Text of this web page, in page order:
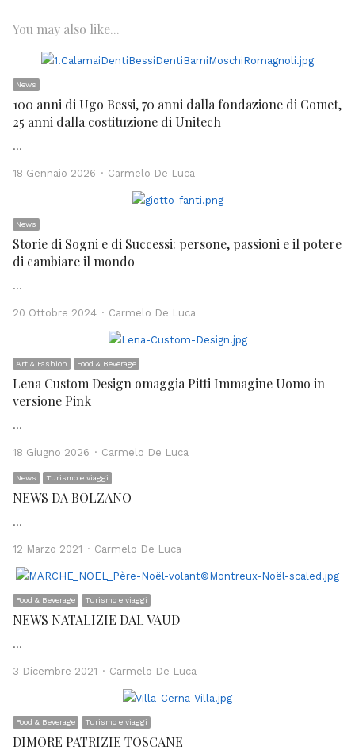
You may also like...
News
100 anni di Ugo Bessi, 70 anni dalla fondazione di Comet,
25 anni dalla costituzione di Unitech
…
18 Gennaio 2026 Author
Carmelo De Luca
News
Storie di Sogni e di Successi: persone, passioni e il potere
di cambiare il mondo
…
20 Ottobre 2024 Author
Carmelo De Luca
Art & Fashion Food & Beverage
Lena Custom Design omaggia Pitti Immagine Uomo in
versione Pink
…
18 Giugno 2026 Author
Carmelo De Luca
News Turismo e viaggi
NEWS DA BOLZANO
…
12 Marzo 2021 Author
Carmelo De Luca
Food & Beverage Turismo e viaggi
NEWS NATALIZIE DAL VAUD
…
3 Dicembre 2021 Author
Carmelo De Luca
Food & Beverage Turismo e viaggi
DIMORE PATRIZIE TOSCANE